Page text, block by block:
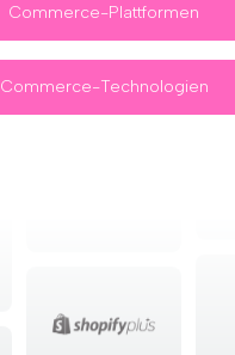
Commerce-Plattformen
Commerce-Technologien